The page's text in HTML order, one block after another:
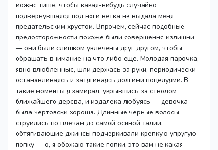
можно тише, чтобы какая-нибудь случайно
подвернувшаяся под ноги ветка не выдала меня
предательским хрустом. Впрочем, сейчас подобные
предосторожности похоже были совершенно излишни
— они были слишком увлечены друг другом, чтобы
обращать внимание на что либо еще. Молодая парочка,
явно влюбленные, шли держась за руки, периодически
останавливаясь и затягиваясь долгими поцелуями. В
такие моменты я замирал, укрывшись за стволом
ближайшего дерева, и издалека любуясь — девочка
была чертовски хороша. Длинные черные волосы
струились по плечам до самой осиной талии,
обтягивающие джинсы подчеркивали крепкую упругую
попку — о, я обожаю такие попки, это вам не какая-